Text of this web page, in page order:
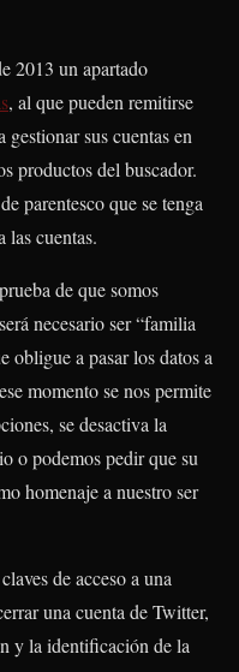
2013 un apartado
, al que pueden remitirse
sus cuentas en
productos del buscador.
parentesco que se tenga
las cuentas.
de que somos
necesario ser “familia
obligue a pasar los datos a
momento se nos permite
se desactiva la
o podemos pedir que su
homenaje a nuestro ser
de acceso a una
una cuenta de Twitter,
y la identificación de la